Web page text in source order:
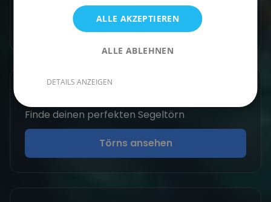
Zum Autorenprofil→
Entdecke ähnliche Törns
Finde deinen perfekten Segeltörn
Törns ansehen
ALLE AKZEPTIEREN
ALLE ABLEHNEN
DETAILS ANZEIGEN